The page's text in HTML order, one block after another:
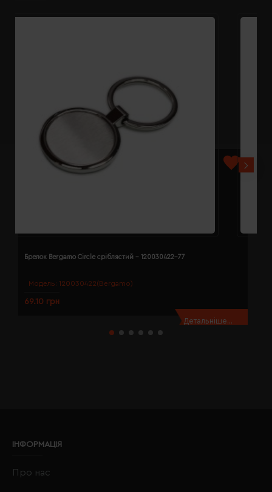
Модель: 120030422(Bergamo)
Брелок Bergamo Circle сріблястий - 120030422-77
69.10 грн
Детальніше...
ІНФОРМАЦІЯ
Про нас